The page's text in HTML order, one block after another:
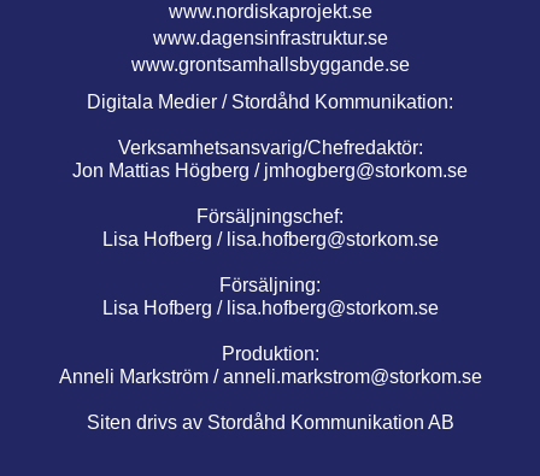
www.nordiskaprojekt.se
www.dagensinfrastruktur.se
www.grontsamhallsbyggande.se
Digitala Medier / Stordåhd Kommunikation:
Verksamhetsansvarig/Chefredaktör:
Jon Mattias Högberg / jmhogberg@storkom.se
Försäljningschef:
Lisa Hofberg / lisa.hofberg@storkom.se
Försäljning:
Lisa Hofberg / lisa.hofberg@storkom.se
Produktion:
Anneli Markström /anneli.markstrom@storkom.se
Siten drivs av Stordåhd Kommunikation AB